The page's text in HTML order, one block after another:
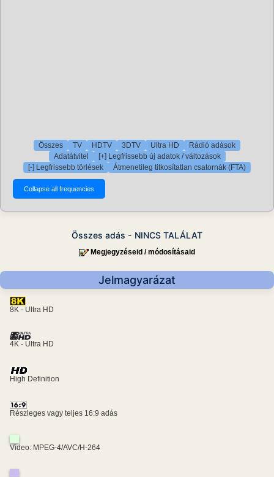
Összes TV HDTV 3DTV Ultra HD
Rádió adások
Adatátvitel
[+] Legfrissebb új adatok / változások
[-] Legfrissebb törlések
Átmenetileg titkosítatlan csatornák (FTA)
Összes adás - NINCS TALÁLAT
Megjegyzéseid / módosításaid
Jelmagyarázat
8K - Ultra HD
4K - Ultra HD
High Definition
Részleges vagy teljes 16:9 adás
Video: MPEG-4/AVC/H-264